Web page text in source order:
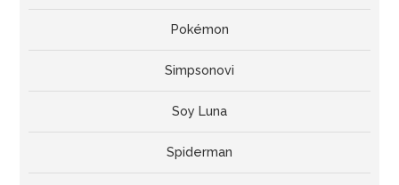
Pokémon
Simpsonovi
Soy Luna
Spiderman